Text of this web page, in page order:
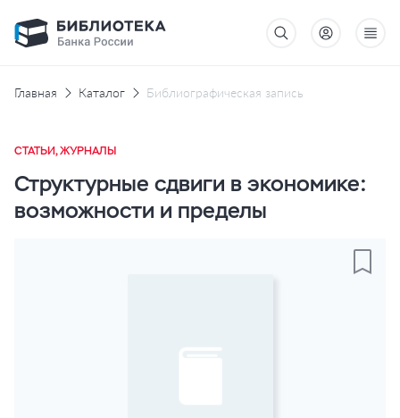
Главная Каталог Библиографическая запись
СТАТЬИ, ЖУРНАЛЫ
Структурные сдвиги в экономике:
возможности и пределы